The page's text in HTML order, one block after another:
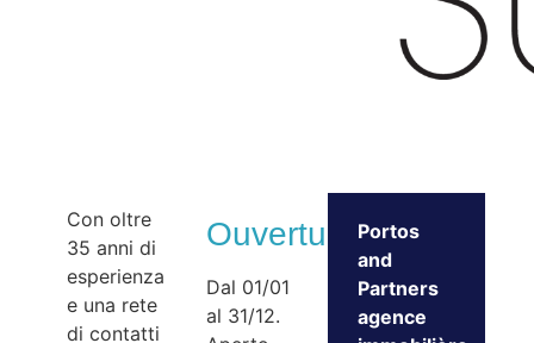
Con oltre
35 anni di
esperienza
e una rete
di contatti
Ouvertures
Dal 01/01
al 31/12.
Portos
and
Partners
agence